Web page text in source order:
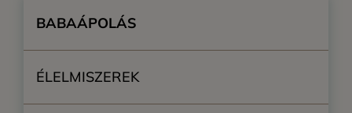
BABAÁPOLÁS
ÉLELMISZEREK